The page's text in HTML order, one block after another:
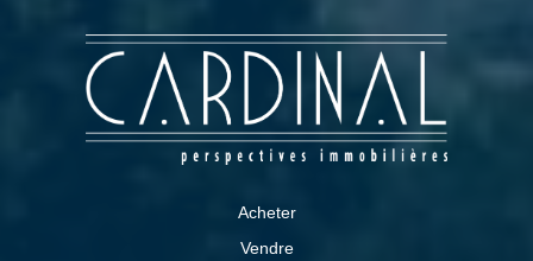
Acheter
Vendre